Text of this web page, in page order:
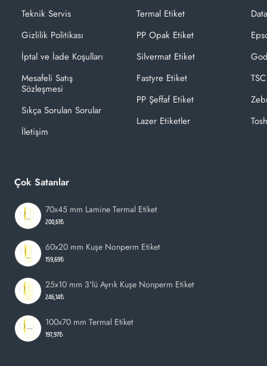
Teknik Servis
Gizlilik Politikası
İptal ve İade Koşulları
Mesafeli Satış
Sözleşmesi
Sıkça Sorulan Sorular
İletişim
Termal Etiket
PP Opak Etiket
Silvermat Etiket
Fastyre Etiket
PP Şeffaf Etiket
Lazer Etiketler
Çok Satanlar
70x45 mm Lamine Termal Etiket
200,61₺
60x20 mm Kuşe Nonperm Etiket
159,69₺
25x10 mm 3'lü Ayrık Kuşe Nonperm Etiket
246,14₺
100x70 mm Termal Etiket
197,97₺